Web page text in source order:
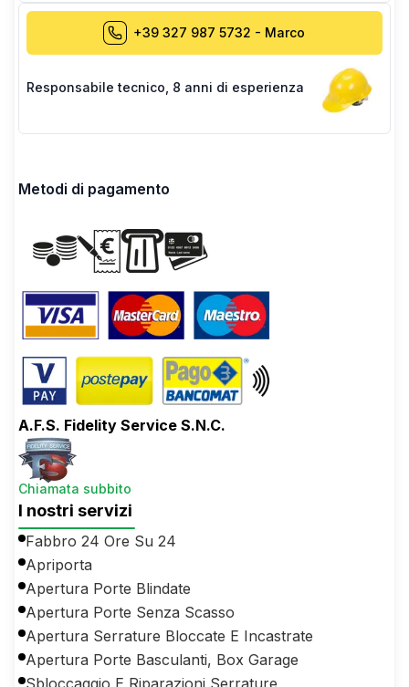
+39 327 987 5732 - Marco
Responsabile tecnico 8 anni di esperienza
Metodi di pagamento
A.F.S. Fidelity Service S.N.C.
Chiamata subbito
I nostri servizi
Fabbro 24 Ore Su 24
Apriporta
Apertura Porte Blindate
Apertura Porte Senza Scasso
Apertura Serrature Bloccate E Incastrate
Apertura Porte Basculanti, Box Garage
Sbloccaggio E Riparazioni Serrature